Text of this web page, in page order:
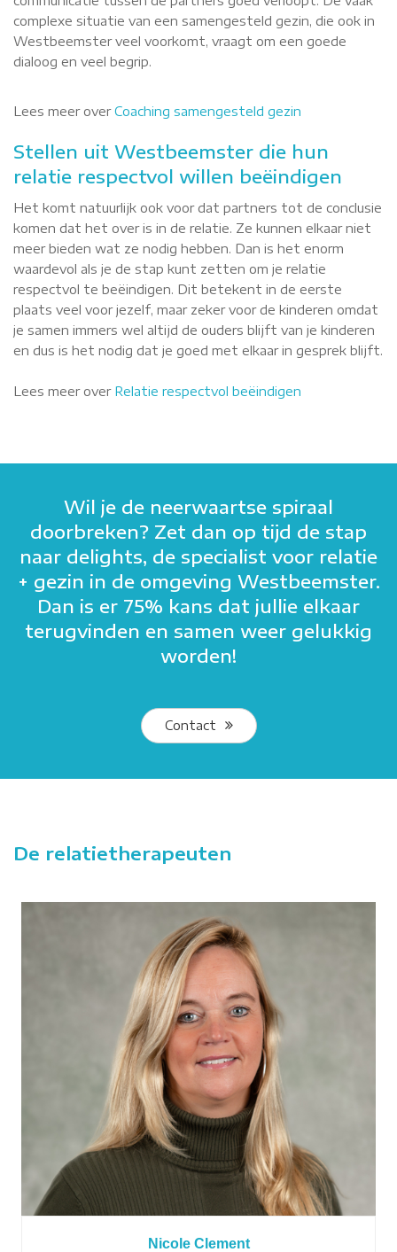
complexe situatie van een samengesteld gezin, die ook in
Westbeemster veel voorkomt, vraagt om een goede
dialoog en veel begrip.
Lees meer overCoaching samengesteld gezin
Stellen uit Westbeemster die hun
relatie respectvol willen beëindigen
Het komt natuurlijk ook voor dat partners tot de conclusie
komen dat het over is in de relatie. Ze kunnen elkaar niet
meer bieden wat ze nodig hebben. Dan is het enorm
waardevol als je de stap kunt zetten om je relatie
respectvol te beëindigen. Dit betekent in de eerste
plaats veel voor jezelf, maar zeker voor de kinderen omdat
je samen immers wel altijd de ouders blijft van je kinderen
en dus is het nodig dat je goed met elkaar in gesprek blijft.
Lees meer over Relatie respectvol beëindigen
Wil je de neerwaartse spiraal
doorbreken? Zet dan op tijd de stap
naar delights, de specialist voor relatie
+ gezin in de omgeving Westbeemster.
Dan is er 75% kans dat jullie elkaar
terugvinden en samen weer gelukkig
worden!
Contact
De relatietherapeuten
Nicole Clement